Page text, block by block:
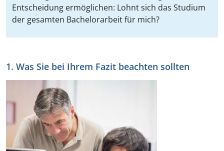
Entscheidung ermöglichen: Lohnt sich das Studium
der gesamten Bachelorarbeit für mich?
1. Was Sie bei Ihrem Fazit beachten sollten